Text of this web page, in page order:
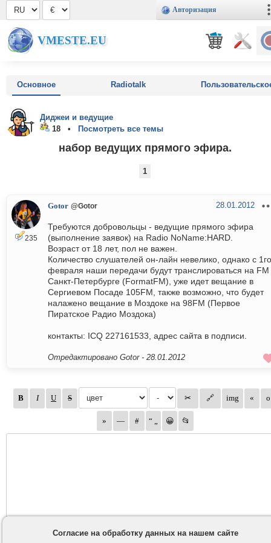
Авторизация
VMESTE.EU
Основное Radiotalk
Диджеи и ведущие
18 •
Посмотреть все темы
набор ведущих прямого эфира.
1
235
Gotor @Gotor 28.01.2012
Требуются добровольцы - ведущие прямого эфира
(выполнение заявок) на Radio NoName:HARD.
Возраст от 18 лет, пол не важен.
Количество слушателей он-лайн невелико, однако с 1го
февраля наши передачи будут транслироваться на FM
Санкт-Петербурге (FormatFM), уже идет вещание в
Сергиевом Посаде 105FM, также возможно, что будет
налажено вещание в Моздоке на 98FM (Первое
Пиратское Радио Моздока)
контакты: ICQ 227161533, адрес сайта в подписи.
Отредактировано Gotor - 28.01.2012
Согласие на обработку данных на нашем сайте